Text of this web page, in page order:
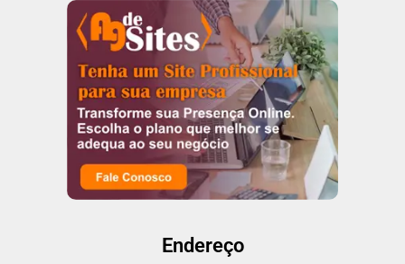
Endereço